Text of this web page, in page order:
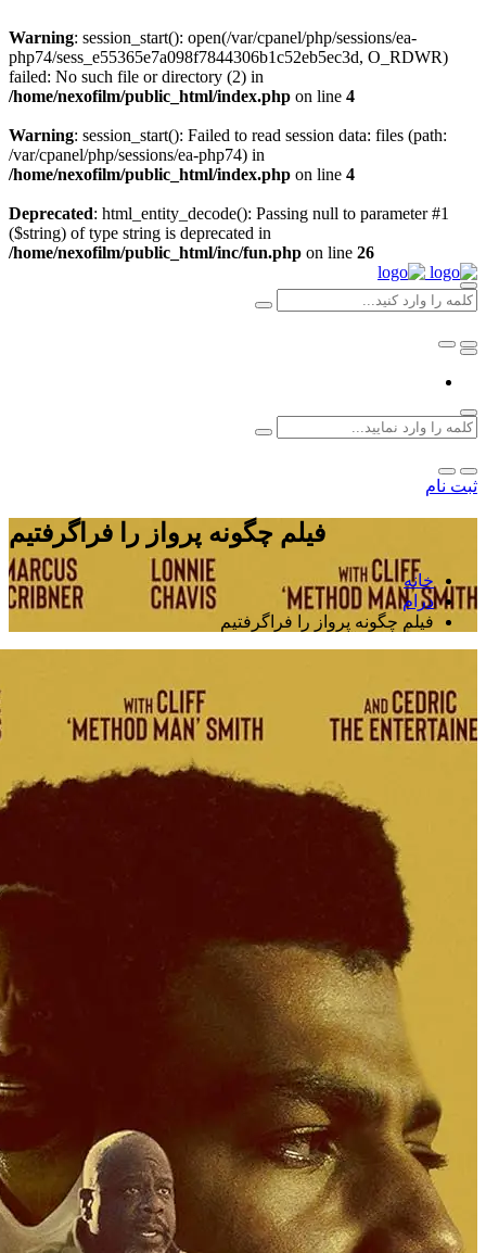
Warning: session_start(): open(/var/cpanel/php/sessions/ea-
php74/sess_e55365e7a098f7844306b1c52eb5ec3d, O_RDWR)
failed: No such file or directory (2) in
/home/nexofilm/public_html/index.php on line 4
Warning: session_start(): Failed to read session data: files (path:
/var/cpanel/php/sessions/ea-php74) in
/home/nexofilm/public_html/index.php on line 4
Deprecated: html_entity_decode(): Passing null to parameter #1
($string) of type string is deprecated in
/home/nexofilm/public_html/inc/fun.php on line 26
ثبت نام
فیلم چگونه پرواز را فراگرفتیم
خانه
درام
فیلم چگونه پرواز را فراگرفتیم